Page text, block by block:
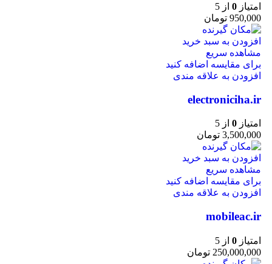
امتیاز 0 از 5
950,000 تومان
افزودن به سبد خرید
مشاهده سریع
برای مقایسه اضافه کنید
افزودن به علاقه مندی
electroniciha.ir
امتیاز 0 از 5
3,500,000 تومان
افزودن به سبد خرید
مشاهده سریع
برای مقایسه اضافه کنید
افزودن به علاقه مندی
mobileac.ir
امتیاز 0 از 5
250,000,000 تومان